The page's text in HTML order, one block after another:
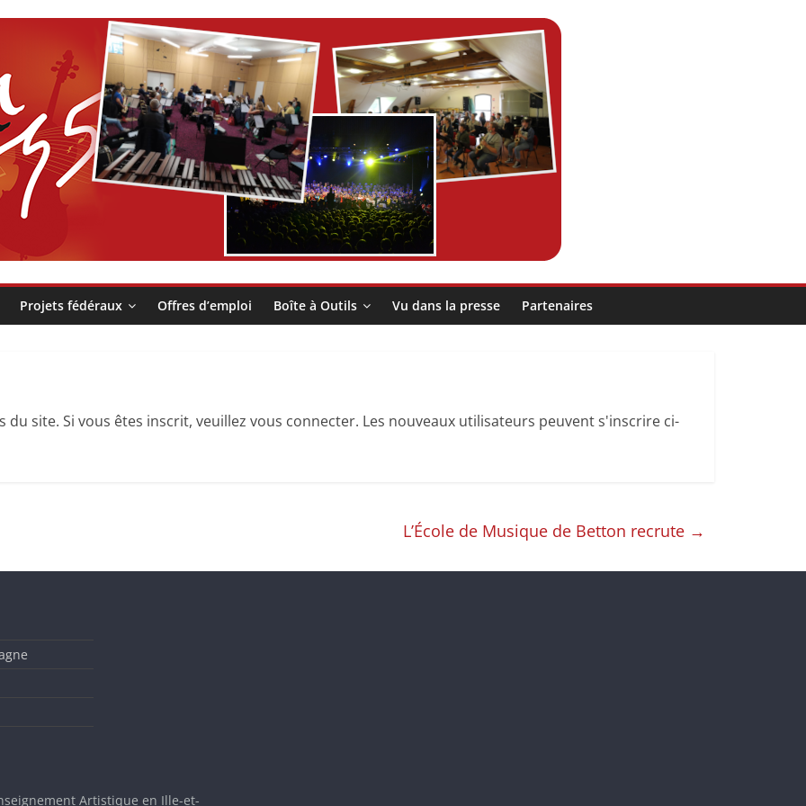
Projets fédéraux Offres d’emploi Boîte à Outils Vu dans la presse Partenaires
du site. Si vous êtes inscrit, veuillez vous connecter. Les nouveaux utilisateurs peuvent s'inscrire ci-
L’École de Musique de Betton recrute →
Artistique en Ille-et-